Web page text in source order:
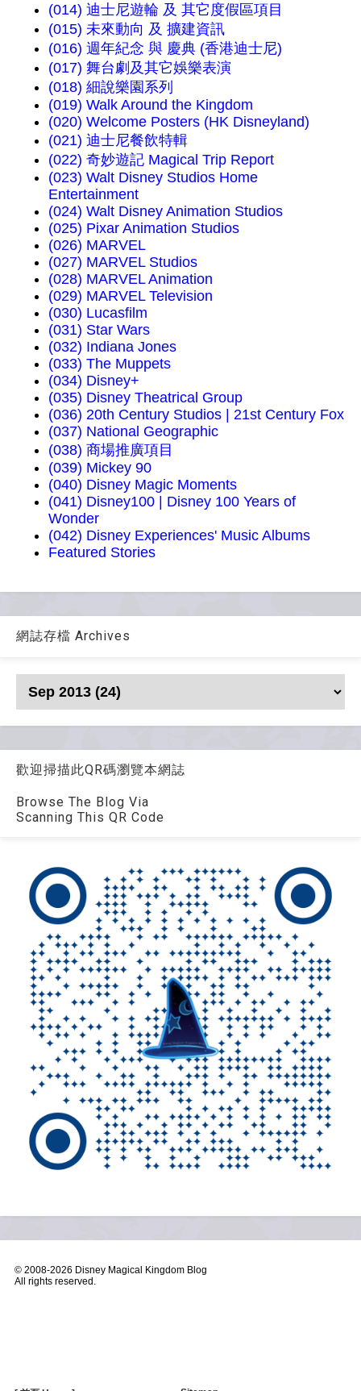
(014) 迪士尼遊輪 及 其它度假區項目
(015) 未來動向 及 擴建資訊
(016) 週年紀念 與 慶典 (香港迪士尼)
(017) 舞台劇及其它娛樂表演
(018) 細說樂園系列
(019) Walk Around the Kingdom
(020) Welcome Posters (HK Disneyland)
(021) 迪士尼餐飲特輯
(022) 奇妙遊記 Magical Trip Report
(023) Walt Disney Studios Home
Entertainment
(024) Walt Disney Animation Studios
(025) Pixar Animation Studios
(026) MARVEL
(027) MARVEL Studios
(028) MARVEL Animation
(029) MARVEL Television
(030) Lucasfilm
(031) Star Wars
(032) Indiana Jones
(033) The Muppets
(034) Disney+
(035) Disney Theatrical Group
(036) 20th Century Studios | 21st Century Fox
(037) National Geographic
(038) 商場推廣項目
(039) Mickey 90
(040) Disney Magic Moments
(041) Disney100 | Disney 100 Years of
Wonder
(042) Disney Experiences' Music Albums
Featured Stories
網誌存檔 Archives
歡迎掃描此QR碼瀏覽本網誌
Browse The Blog Via
Scanning This QR Code
© 2008-2026 Disney Magical Kingdom Blog
All rights reserved.